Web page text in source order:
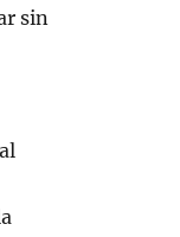
sin